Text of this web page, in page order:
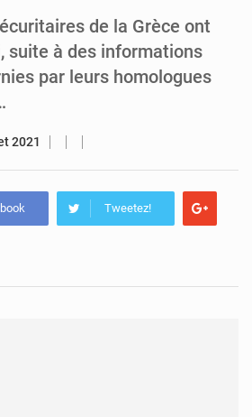
Arlit : La police d’Akokan démantèle deux réseaux criminels
de la Grèce ont
suite à des informations
par leurs homologues
2021
Tweetez!